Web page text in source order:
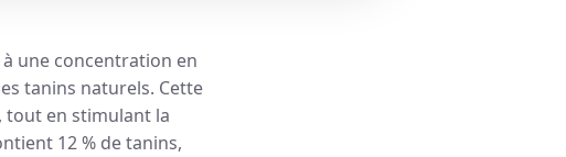
une concentration en
tanins naturels. Cette
, tout en stimulant la
12 % de tanins,